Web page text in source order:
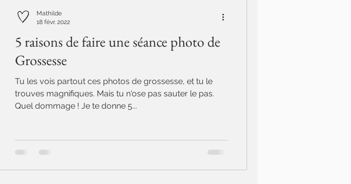
5 raisons de faire une séance photo de
Grossesse
Tu les vois partout ces photos de grossesse, et tu le
trouves magnifiques. Mais tu n'ose pas sauter le pas.
Quel dommage ! Je te donne 5...
Mathilde
18 févr. 2022